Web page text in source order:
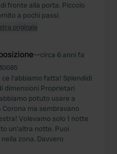
fronte alla porta. Piccolo
a pochi passi.
originale
—circa 6 anni fa
ce l'abbiamo fatta! Splendidi
dimensioni Proprietari
potuto usare a
Corona ma sembravano
Volevamo solo 1 notte
un'altra notte. Puoi
zona. Davvero